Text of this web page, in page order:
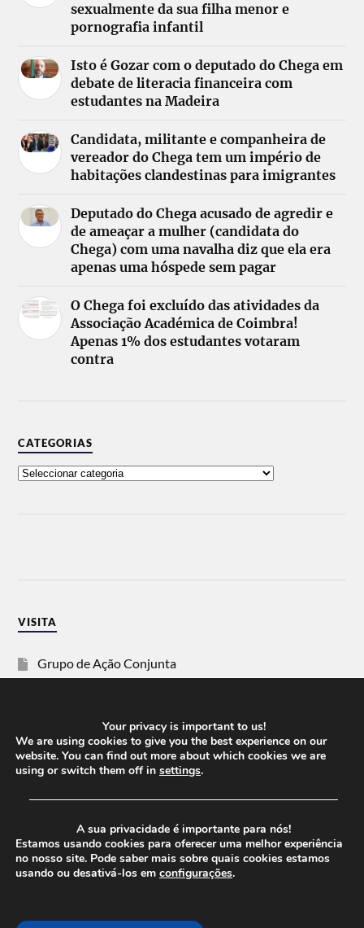
sexualmente da sua filha menor e
pornografia infantil
Isto é Gozar com o deputado do Chega em
debate de literacia financeira com
estudantes na Madeira
Candidata, militante e companheira de
vereador do Chega tem um império de
habitações clandestinas para imigrantes
Deputado do Chega acusado de agredir e
de ameaçar a mulher (candidata do
Chega) com uma navalha diz que ela era
apenas uma hóspede sem pagar
O Chega foi excluído das atividades da
Associação Académica de Coimbra!
Apenas 1% dos estudantes votaram
contra
CATEGORIAS
VISITA
Grupo de Ação Conjunta
Vida Justa
dezanove
Your privacy is important to us!
We are using cookies to give you the best experience on our
website. You can find out more about which cookies we are
using or switch them off in settings.
──────────────────────────────────────
A sua privacidade é importante para nós!
Estamos usando cookies para oferecer uma melhor experiência
no nosso site. Pode saber mais sobre quais cookies estamos
usando ou desativá-los em configurações.